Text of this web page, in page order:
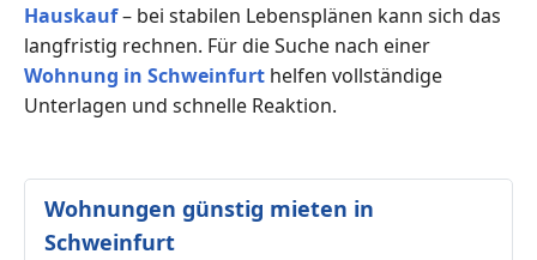
Hauskauf– bei stabilen Lebensplänen kann sich das
langfristig rechnen. Für die Suche nach einer
Wohnung in Schweinfurt helfen vollständige
Unterlagen und schnelle Reaktion.
Wohnungen günstig mieten in
Schweinfurt